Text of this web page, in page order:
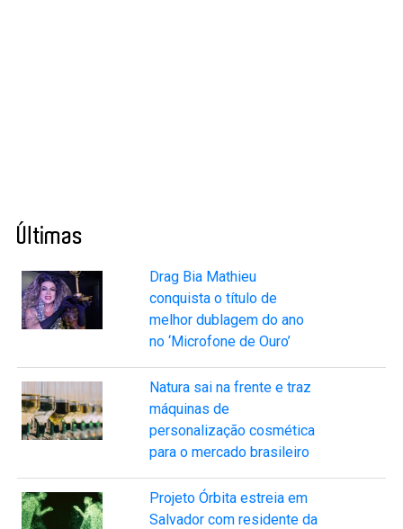
Últimas
Drag Bia Mathieu
conquista o título de
melhor dublagem do ano
no ‘Microfone de Ouro’
Natura sai na frente e traz
máquinas de
personalização cosmética
para o mercado brasileiro
Projeto Órbita estreia em
Salvador com residente da